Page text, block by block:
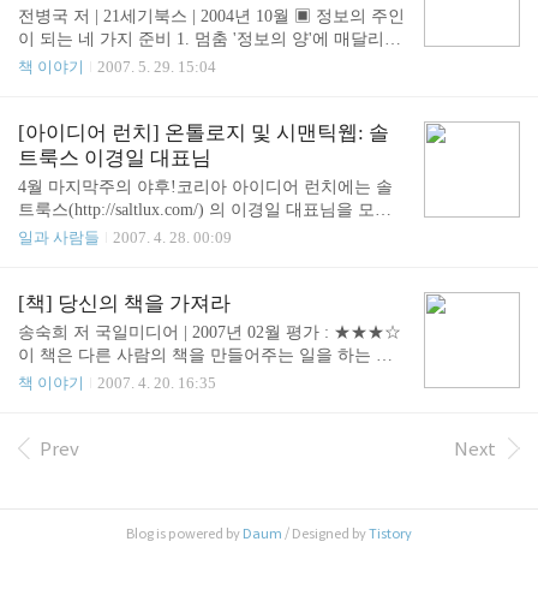
전병국 저 | 21세기북스 | 2004년 10월 ▣ 정보의 주인
이 되는 네 가지 준비 1. 멈춤 '정보의 양'에 매달리지
말고 '정보의 중요성'을 생각해 보자 정보의 주인이
갖게 되면 그것에 집중할 수 있다 목표에 대한 지식
을 쌓을 수가 있게 된다. 목표는 정보를 지식으로 만
들어주고, 지식으로 정보를 판단하게 해준다. 남들이
쉽게 가지 않는 길을 목표로 삼고, 자신만의 강점을
살릴 수 있는 길을 목표로 삼아야 한다. 3. 몰입 몰입
을 위해서는 시간의 덩어리를 내야 한다. 몰입하기
는 정점을 만들어야 한다. 이것은 두 번째 단계인 ‘목
표’를 설정하는 일과..
책 이야기 2007. 5. 29. 15:04
[아이디어 런치] 온톨로지 및 시맨틱웹: 솔
트룩스 이경일 대표님
4월 마지막주의 야후!코리아 아이디어 런치에는 솔
트룩스(http://saltlux.com/) 의 이경일 대표님을 모시
고 온톨로지 및 시맨틱웹에 대해 이야기 나누었습니
군요 맛도 모양도 휼륭합니다. 지금까지의 초대 손님
들이 다 훌륭했지만 오늘 강의는 정말 좋았습니다.
대학 4학년 때 자동 번역 소프트웨어인 '오경박사'와
고 계셨으며 어려운 이야기를 비전문가가 이해하기
진 분이었습니다. 덕분에 지금까지 어려운 개념으로
만 생각해 온 웹온톨로지와 시맨틱웹에 대해 2시간
일과 사람들 2007. 4. 28. 00:09
[책] 당신의 책을 가져라
송숙희 저 국일미디어 | 2007년 02월 평가 : ★★★☆
이 책은 다른 사람의 책을 만들어주는 일을 하는 저
자가 가장 많이 받은 질문,“도대체, 어떻게 해야 책을
ur book? 3. How to write your book? 4. How to market
지 몰랐는데 정신의학에서는 '그라포마니아(graphom
책 이야기 2007. 4. 20. 16:35
Prev Next
Blog is powered by Daum / Designed byTistory